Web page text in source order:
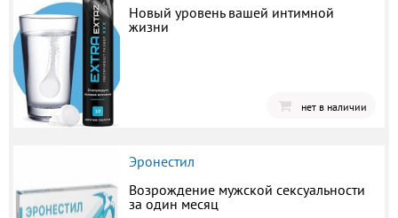
Новый уровень вашей интимной
жизни
нет в наличии
Эронестил
Возрождение мужской сексуальности
за один месяц